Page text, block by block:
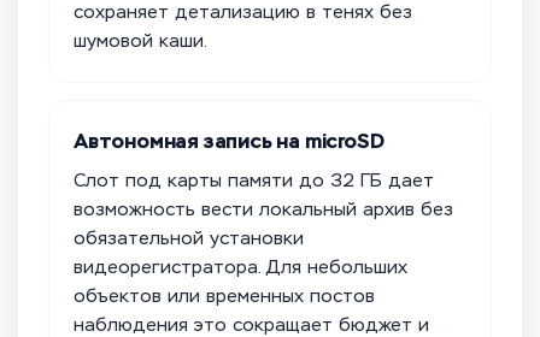
сохраняет детализацию в тенях без
шумовой каши.
Автономная запись на microSD
Слот под карты памяти до 32 ГБ дает
возможность вести локальный архив без
обязательной установки
видеорегистратора. Для небольших
объектов или временных постов
наблюдения это сокращает бюджет и